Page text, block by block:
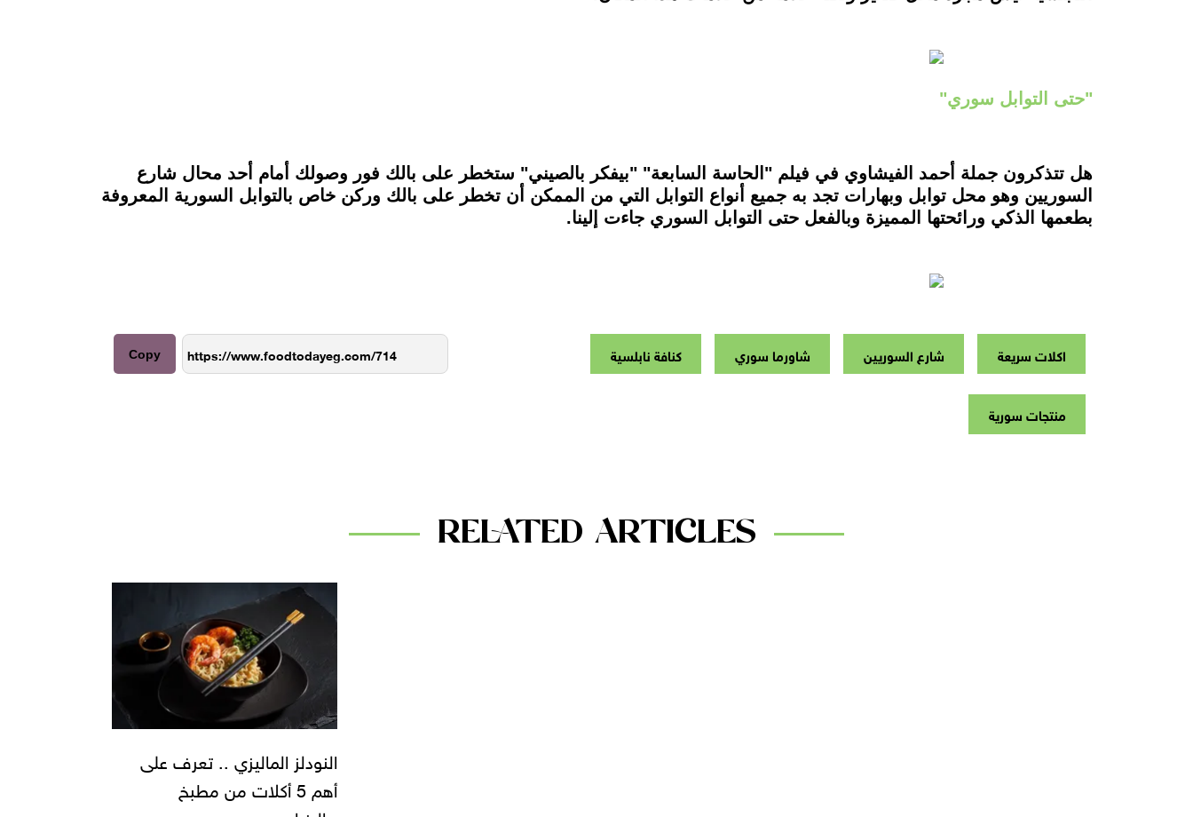
"حتى التوابل سوري"
هل تتذكرون جملة أحمد الفيشاوي في فيلم "الحاسة السابعة" "بيفكر بالصيني" ستخطر على بالك فور وصولك أمام أحد محال شارع
السوريين وهو محل توابل وبهارات تجد به جميع أنواع التوابل التي من الممكن أن تخطر على بالك وركن خاص بالتوابل السورية المعروفة
بطعمها الذكي ورائحتها المميزة وبالفعل حتى التوابل السوري جاءت إلينا.
اكلات سريعة شارع السوريين شاورما سوري كنافة نابلسية
منتجات سورية
Copy
RELATED ARTICLES
النودلز الماليزي .. تعرف على
أهم 5 أكلات من مطبخ